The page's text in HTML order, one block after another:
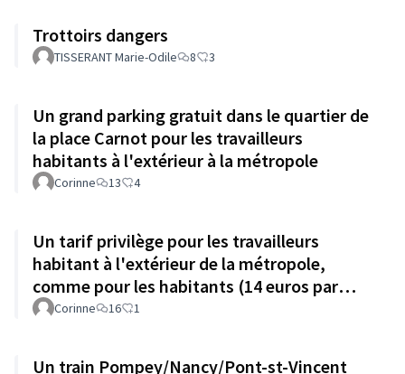
Trottoirs dangers
TISSERANT Marie-Odile 8 3
Un grand parking gratuit dans le quartier de
la place Carnot pour les travailleurs
habitants à l'extérieur à la métropole
Corinne 13 4
Un tarif privilège pour les travailleurs
habitant à l'extérieur de la métropole,
comme pour les habitants (14 euros par
mois)
Corinne 16 1
Un train Pompey/Nancy/Pont-st-Vincent